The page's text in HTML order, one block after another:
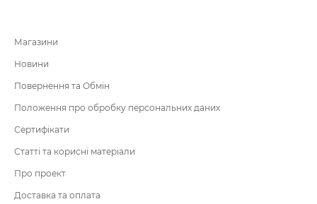
Магазини
Новини
Повернення та Обмін
Положення про обробку персональних даних
Сертифікати
Статті та корисні матеріали
Про проект
Доставка та оплата